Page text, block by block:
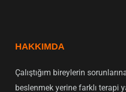
HAKKIMDA
Çalıştığım bireylerin
beslenmek yerine farklı terapi